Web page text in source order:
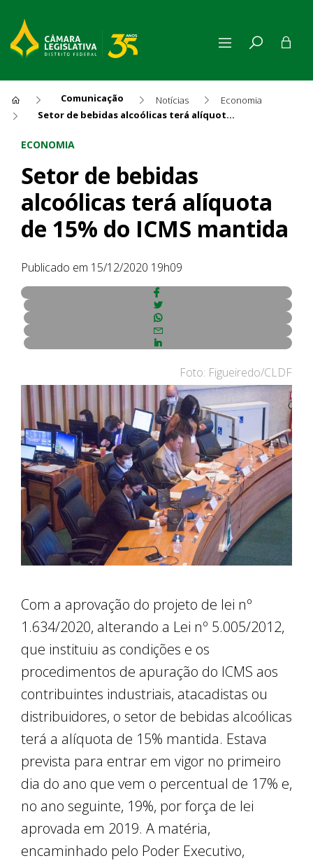
Comunicação Notícias
Economia
Setor de bebidas alcoólicas terá alíquota de 15% do ICMS mantida
Setor de bebidas alcoólicas
ECONOMIA
Setor de bebidas
alcoólicas terá alíquota
de 15% do ICMS mantida
Publicado em 15/12/2020 19h09
Foto: Figueiredo/CLDF
Com a aprovação do projeto de lei nº
1.634/2020, alterando a Lei nº 5.005/2012,
que instituiu as condições e os
procedimentos de apuração do ICMS aos
contribuintes industriais, atacadistas ou
distribuidores, o setor de bebidas alcoólicas
terá a alíquota de 15% mantida. Estava
prevista para entrar em vigor no primeiro
dia do ano que vem o percentual de 17% e,
no ano seguinte, 19%, por força de lei
aprovada em 2019. A matéria,
encaminhado pelo Poder Executivo,